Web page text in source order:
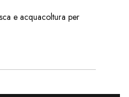
e acquacoltura per